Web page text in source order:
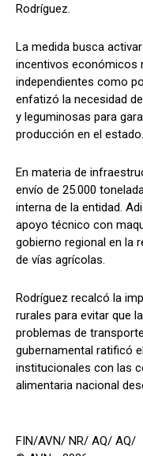
Rodríguez.
La medida busca
incentivos económicos
independientes como
enfatizó la necesidad
y leguminosas para
producción en el estado.
En materia de
envío de 25.000
interna de la entidad.
apoyo técnico con
gobierno regional en la
de vías agrícolas.
Rodríguez recalcó la
rurales para evitar que
problemas de
gubernamental ratificó
institucionales con las
alimentaria nacional
FIN/AVN/ NR/ AQ/ AQ/